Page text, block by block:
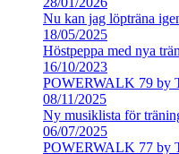
Nu kan jag löpträna
18/05/2025
Höstpeppa med nya
16/10/2023
POWERWALK 79 by
08/11/2025
Ny musiklista för
06/07/2025
POWERWALK 77 by